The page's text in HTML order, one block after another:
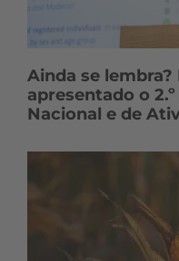
Ainda se lembra?
apresentado o
Nacional e de